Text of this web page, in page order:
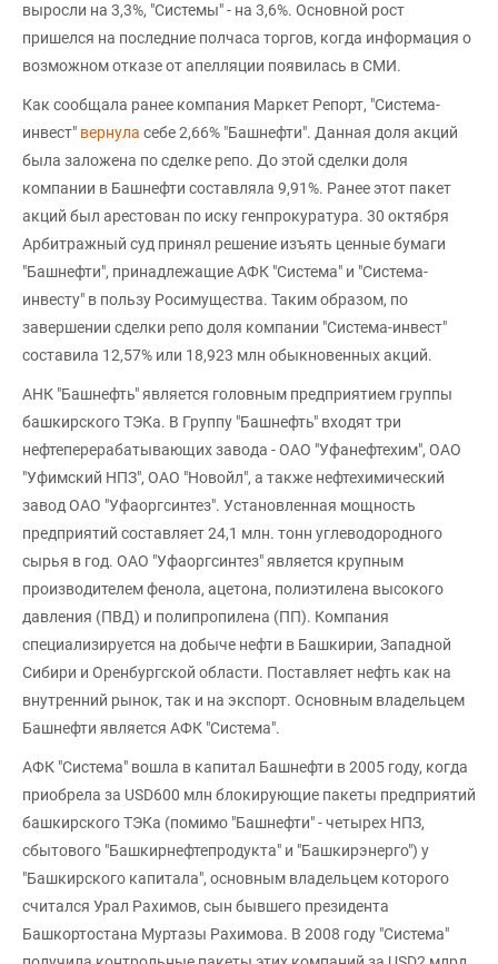
выросли на 3,3%, "Системы" - на 3,6%. Основной рост
пришелся на последние полчаса торгов, когда информация о
возможном отказе от апелляции появилась в СМИ.
Как сообщала ранее компания Маркет Репорт, "Система-
инвест" вернула себе 2,66% "Башнефти". Данная доля акций
была заложена по сделке репо. До этой сделки доля
компании в Башнефти составляла 9,91%. Ранее этот пакет
акций был арестован по иску генпрокуратура. 30 октября
Арбитражный суд принял решение изъять ценные бумаги
"Башнефти", принадлежащие АФК "Система" и "Система-
инвесту" в пользу Росимущества. Таким образом, по
завершении сделки репо доля компании "Система-инвест"
составила 12,57% или 18,923 млн обыкновенных акций.
АНК "Башнефть" является головным предприятием группы
башкирского ТЭКа. В Группу "Башнефть" входят три
нефтеперерабатывающих завода - ОАО "Уфанефтехим", ОАО
"Уфимский НПЗ", ОАО "Новойл", а также нефтехимический
завод ОАО "Уфаоргсинтез". Установленная мощность
предприятий составляет 24,1 млн. тонн углеводородного
сырья в год. ОАО "Уфаоргсинтез" является крупным
производителем фенола, ацетона, полиэтилена высокого
давления (ПВД) и полипропилена (ПП). Компания
специализируется на добыче нефти в Башкирии, Западной
Сибири и Оренбургской области. Поставляет нефть как на
внутренний рынок, так и на экспорт. Основным владельцем
Башнефти является АФК "Система".
АФК "Система" вошла в капитал Башнефти в 2005 году, когда
приобрела за USD600 млн блокирующие пакеты предприятий
башкирского ТЭКа (помимо "Башнефти" - четырех НПЗ,
сбытового "Башкирнефтепродукта" и "Башкирэнерго") у
"Башкирского капитала", основным владельцем которого
считался Урал Рахимов, сын бывшего президента
Башкортостана Муртазы Рахимова. В 2008 году "Система"